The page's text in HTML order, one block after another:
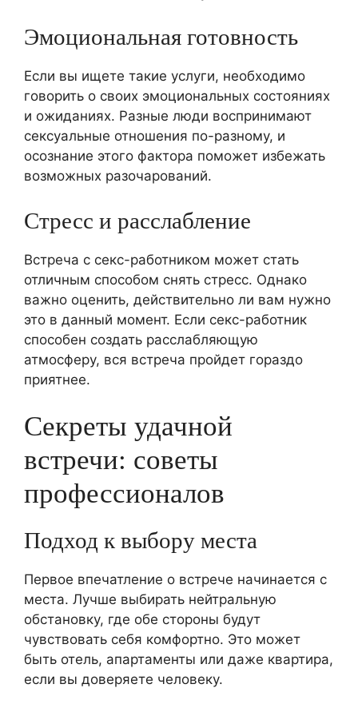
Эмоциональная готовность
Если вы ищете такие услуги, необходимо
говорить о своих эмоциональных состояниях
и ожиданиях. Разные люди воспринимают
сексуальные отношения по-разному, и
осознание этого фактора поможет избежать
возможных разочарований.
Стресс и расслабление
Встреча с секс-работником может стать
отличным способом снять стресс. Однако
важно оценить, действительно ли вам нужно
это в данный момент. Если секс-работник
способен создать расслабляющую
атмосферу, вся встреча пройдет гораздо
приятнее.
Секреты удачной
встречи: советы
профессионалов
Подход к выбору места
Первое впечатление о встрече начинается с
места. Лучше выбирать нейтральную
обстановку, где обе стороны будут
чувствовать себя комфортно. Это может
быть отель, апартаменты или даже квартира,
если вы доверяете человеку.